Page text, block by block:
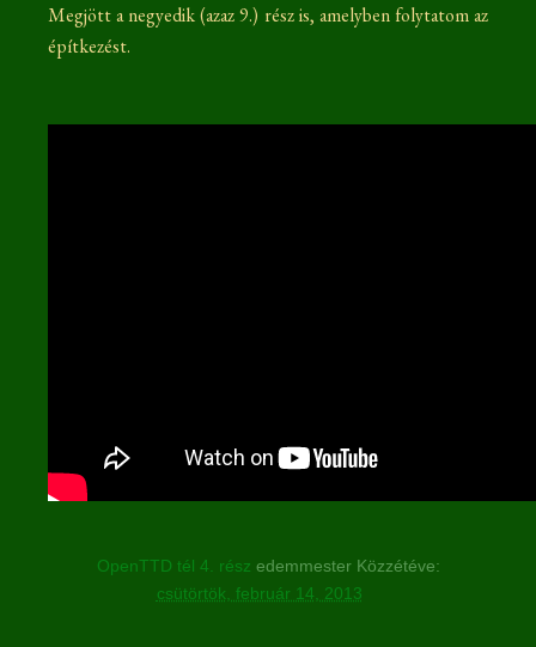
Megjött a negyedik (azaz 9.) rész is, amelyben folytatom az
építkezést.
OpenTTD tél 4. rész edemmester Közzétéve:
csütörtök, február 14, 2013